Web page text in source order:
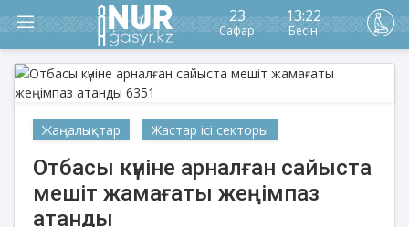
23
Сафар
13:22
Бесін
Жаңалықтар Жастар ісі секторы
Отбасы күніне арналған сайыста
мешіт жамағаты жеңімпаз
атанды